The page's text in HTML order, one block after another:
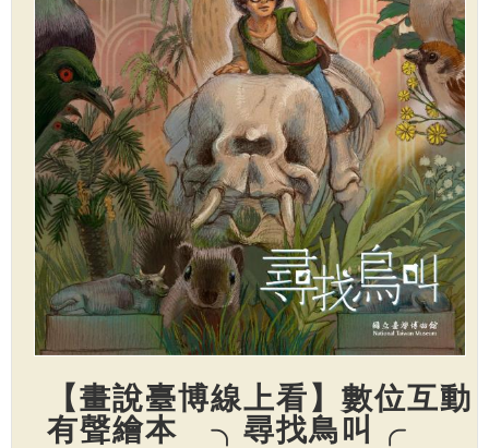
【畫說臺博線上看】數位互動
有聲繪本 ╮尋找鳥叫╭